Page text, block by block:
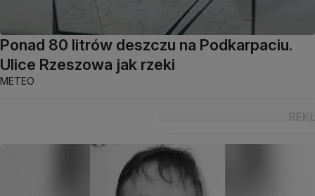
Ponad 80 litrów deszczu na Podkarpaciu.
Ulice Rzeszowa jak rzeki
METEO